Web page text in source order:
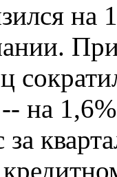
на
на
за